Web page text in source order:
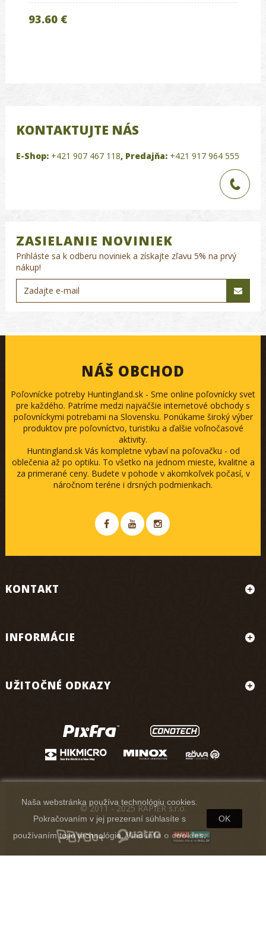
93.60 €
KONTAKTUJTE NÁS
E-Shop: +421 907 467 118, Predajňa: +421 917 964 555
ZASIELANIE NOVINIEK
Prihláste sa k odberu noviniek a získajte zľavu 5% na prvý
nákup!
NÁŠ OBCHOD
Poľovnícke potreby Huntingland.sk - Sme online poľovnícky svet
pre každého. Patríme medzi najväčšie internetové obchody s
poľovníckymi potrebami na Slovensku. Ponúkame široký výber
produktov pre poľovníctvo, turistiku a ďalšie voľnočasové
aktivity.
Huntingland.sk Vás kompletne vybaví na poľovačku - od
oblečenia až po optiku. To všetko na jednom mieste, kvalitne a
za primerané ceny. Budete v pohode v akomkoľvek počasí, v
náročnom teréne i drsných podmienkach.
KONTAKT
INFORMÁCIE
UŽITOČNÉ ODKAZY
Naša webstránka používa technológiu cookies.
Pokračovaním v jej prezeraní súhlasíte s
používaním tejto technológie.Viac info o cookies.
OK
© 2011 - 2025 RAPIER s.r.o.